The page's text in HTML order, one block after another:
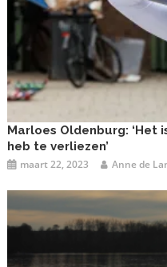
Marloes Oldenburg:
heb te verliezen’
maart 22, 2023 Anne de